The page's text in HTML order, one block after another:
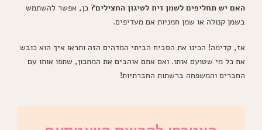
האם יש תחליפים לשמן זית לטיגון החצילים? כן, אפשר להשתמש
בשמן קנולה או שמן חמניות אם מעדיפים.
אז, קדימה! הכינו את הסביח הביתי המדהים הזה ותראו איך הוא כובש
את כל מי שטועם אותו. ואם אתם אוהבים את המתכון, שתפו אותו עם
החברים והמשפחה ברשתות החברתיות!